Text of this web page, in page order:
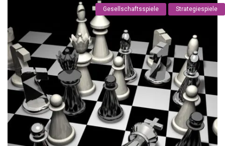
Gesellschaftsspiele Strategiespiele